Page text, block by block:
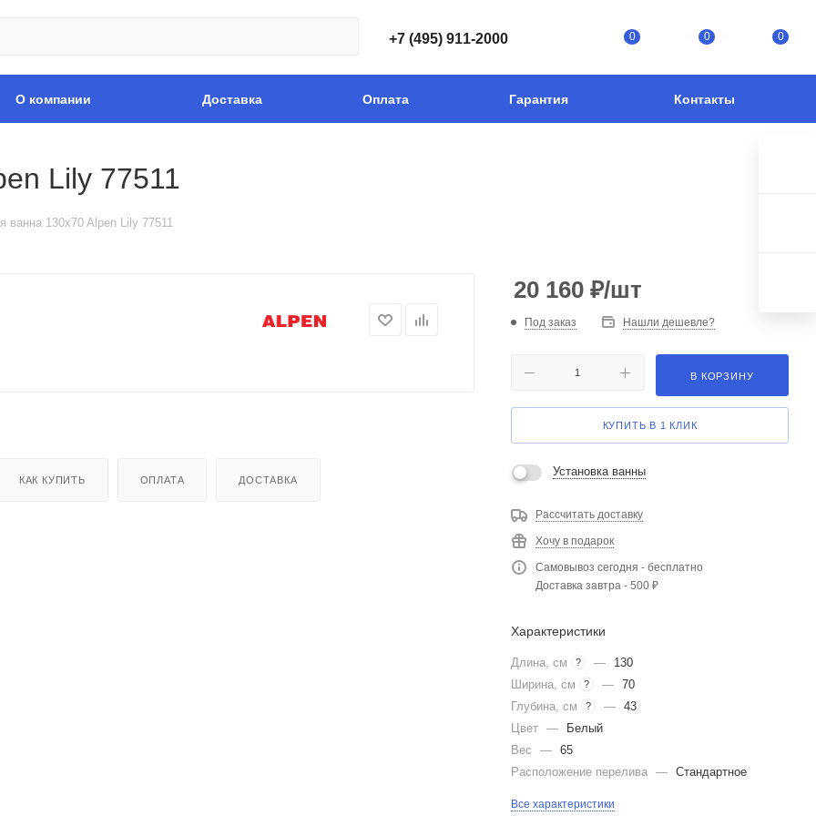
+7 (495) 911-2000 0 0 0
О компании Доставка Оплата Гарантия Контакты
Lily 77511
ванна 130x70 Alpen Lily 77511
КАК КУПИТЬ ОПЛАТА ДОСТАВКА
20 160 ₽/шт
Под заказ Нашли дешевле?
В КОРЗИНУ
КУПИТЬ В 1 КЛИК
Установка ванны
Рассчитать доставку
Хочу в подарок
Самовывоз сегодня - бесплатно
Доставка завтра - 500 ₽
Характеристики
Длина, см ? —
130
Ширина, см
? — 70
Глубина, см
? — 43
Цвет —
Белый
Вес
— 65
Расположение перелива — Стандартное
Все характеристики